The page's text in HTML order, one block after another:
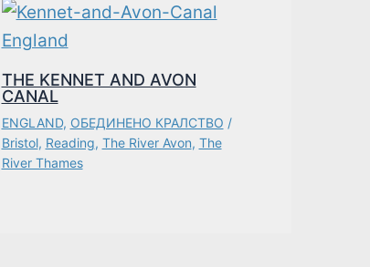
THE KENNET AND AVON
CANAL
ENGLAND, ОБЕДИНЕНО КРАЛСТВО /
Bristol, Reading, The River Avon, The
River Thames